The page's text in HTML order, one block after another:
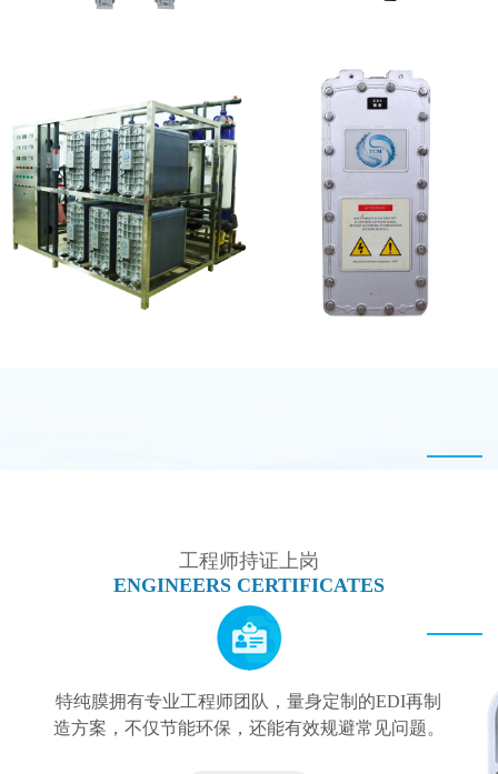
MK-TC50 EDI模块
PureTec （浦睿）EDI模
块维修
工程师持证上岗
ENGINEERS CERTIFICATES
特纯膜拥有专业工程师团队，量身定制的EDI再制
造方案，不仅节能环保，还能有效规避常见问题。